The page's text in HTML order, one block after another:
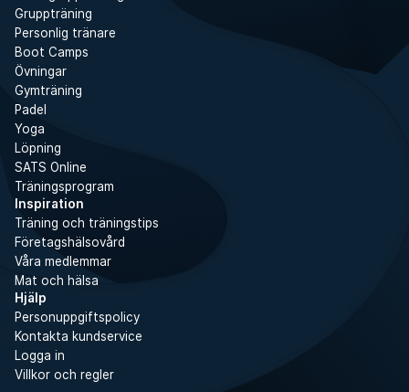
Gruppträning
Personlig tränare
Boot Camps
Övningar
Gymträning
Padel
Yoga
Löpning
SATS Online
Träningsprogram
Inspiration
Träning och träningstips
Företagshälsovård
Våra medlemmar
Mat och hälsa
Hjälp
Personuppgiftspolicy
Kontakta kundservice
Logga in
Villkor och regler